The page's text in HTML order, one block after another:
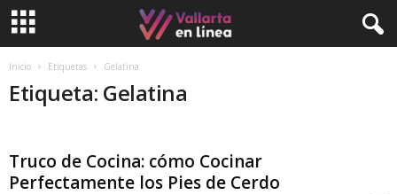
Inicio Etiquetas Gelatina
Etiqueta: Gelatina
Truco de Cocina: cómo Cocinar
Perfectamente los Pies de Cerdo